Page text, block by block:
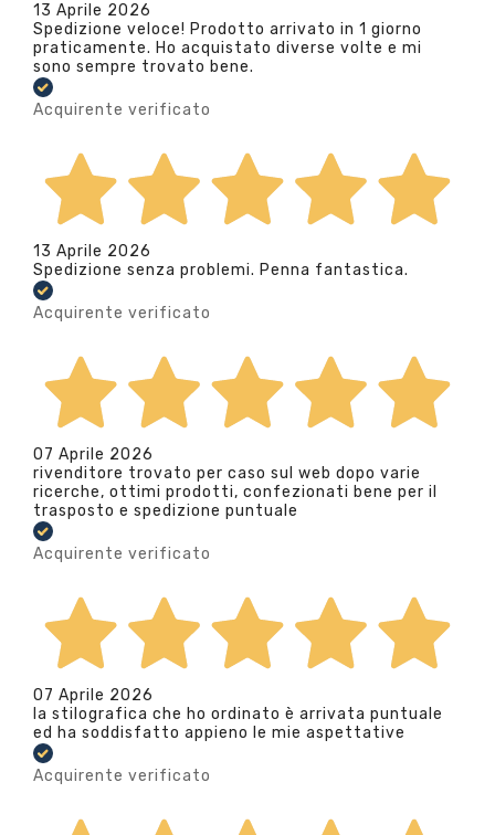
13 Aprile 2026
Spedizione veloce! Prodotto arrivato in 1 giorno
praticamente. Ho acquistato diverse volte e mi
sono sempre trovato bene.
Acquirente verificato
13 Aprile 2026
Spedizione senza problemi. Penna fantastica.
Acquirente verificato
07 Aprile 2026
rivenditore trovato per caso sul web dopo varie
ricerche, ottimi prodotti, confezionati bene per il
trasposto e spedizione puntuale
Acquirente verificato
07 Aprile 2026
la stilografica che ho ordinato è arrivata puntuale
ed ha soddisfatto appieno le mie aspettative
Acquirente verificato